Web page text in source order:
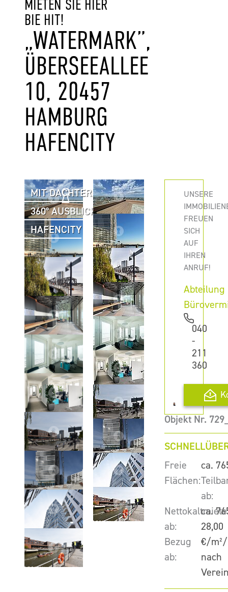
MIETEN SIE HIER
BIE HIT!
„WATERMARK”,
ÜBERSEEALLEE
10, 20457
HAMBURG
HAFENCITY
MIT DACHTERRASSE
360° AUSBLICK
HAFENCITY
UNSERE
FREUEN
SICH
AUF
IHREN
ANRUF!
Abteilung
040
-
211
360
Objekt Nr.
Freie
Flächen:
ca.
ab:
ca.
Nettokaltmiete
ab:
28,00
€/
Bezug
ab:
nach